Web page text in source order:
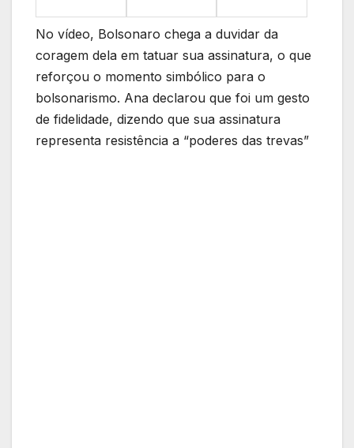
No vídeo, Bolsonaro chega a duvidar da
coragem dela em tatuar sua assinatura, o que
reforçou o momento simbólico para o
bolsonarismo. Ana declarou que foi um gesto
de fidelidade, dizendo que sua assinatura
representa resistência a “poderes das trevas”